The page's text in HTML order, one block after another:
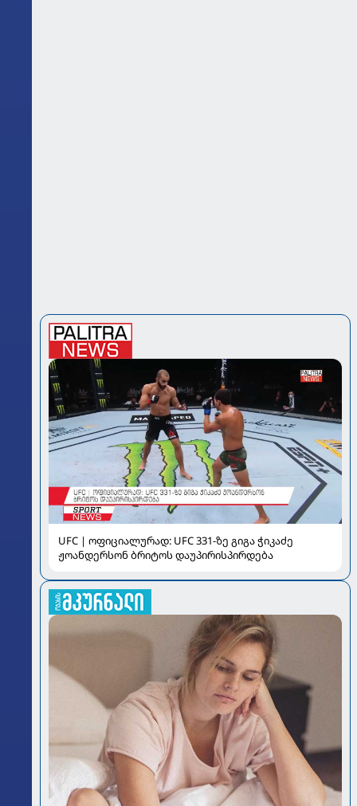
UFC | ოფიციალურად: UFC 331-ზე გიგა ჭიკაძე
ჟოანდერსონ ბრიტოს დაუპირისპირდება